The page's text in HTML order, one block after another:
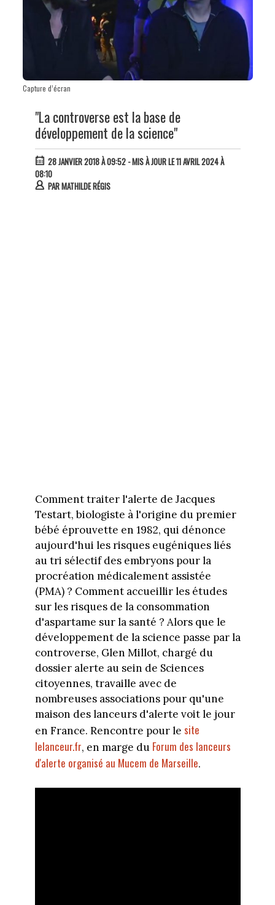
Capture d’écran
"La controverse est la base de
développement de la science"
28 JANVIER 2018 À 09:52- MIS À JOUR LE 11 AVRIL 2024 À
08:10
PARMATHILDE RÉGIS
Comment traiter l'alerte de Jacques
Testart, biologiste à l'origine du premier
bébé éprouvette en 1982, qui dénonce
aujourd'hui les risques eugéniques liés
au tri sélectif des embryons pour la
procréation médicalement assistée
(PMA) ? Comment accueillir les études
sur les risques de la consommation
d'aspartame sur la santé ? Alors que le
développement de la science passe par la
controverse, Glen Millot, chargé du
dossier alerte au sein de Sciences
citoyennes, travaille avec de
nombreuses associations pour qu'une
maison des lanceurs d'alerte voit le jour
en France. Rencontre pour le site
lelanceur.fr, en marge du Forum des lanceurs
d'alerte organisé au Mucem de Marseille.